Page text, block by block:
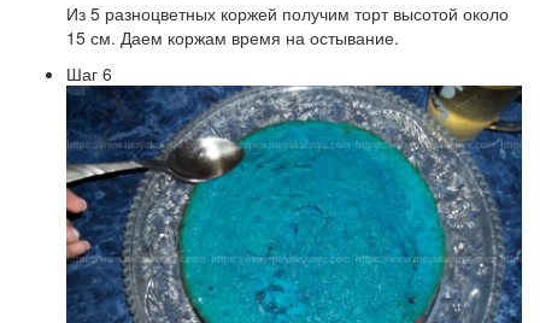
Из 5 разноцветных коржей получим торт высотой около
15 см. Даем коржам время на остывание.
Шаг 6